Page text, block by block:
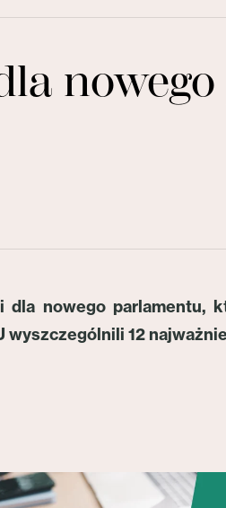
dla nowego parlamentu,
wyszczególnili 12